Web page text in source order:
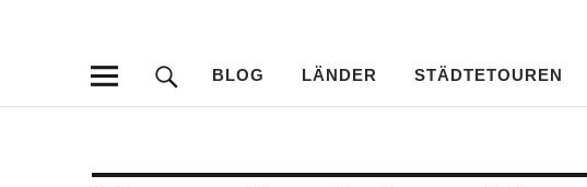
Travellersdelight
BLOG LÄNDER STÄDTETOUREN